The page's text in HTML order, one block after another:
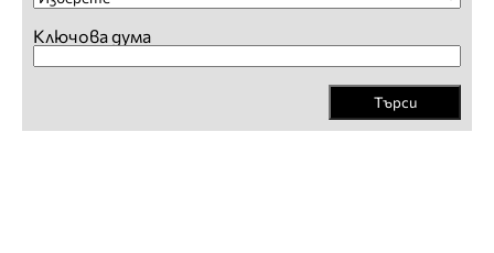
Ключова дума
Търси